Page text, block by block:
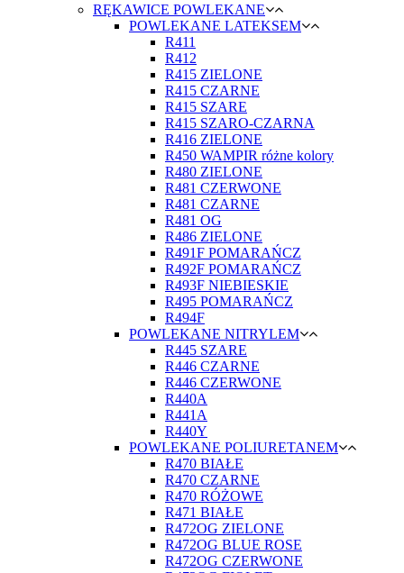
RĘKAWICE POWLEKANE
POWLEKANE LATEKSEM
R411
R412
R415 ZIELONE
R415 CZARNE
R415 SZARE
R415 SZARO-CZARNA
R416 ZIELONE
R450 WAMPIR różne kolory
R480 ZIELONE
R481 CZERWONE
R481 CZARNE
R481 OG
R486 ZIELONE
R491F POMARAŃCZ
R492F POMARAŃCZ
R493F NIEBIESKIE
R495 POMARAŃCZ
R494F
POWLEKANE NITRYLEM
R445 SZARE
R446 CZARNE
R446 CZERWONE
R440A
R441A
R440Y
POWLEKANE POLIURETANEM
R470 BIAŁE
R470 CZARNE
R470 RÓŻOWE
R471 BIAŁE
R472OG ZIELONE
R472OG BLUE ROSE
R472OG CZERWONE